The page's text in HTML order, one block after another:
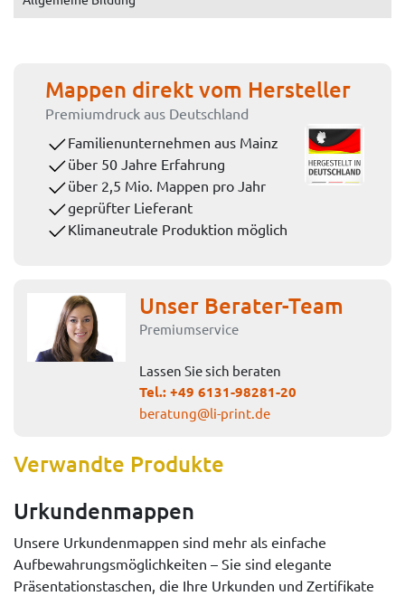
Mappen direkt vom Hersteller
Premiumdruck aus Deutschland
Familienunternehmen aus Mainz
über 50 Jahre Erfahrung
über 2,5 Mio. Mappen pro Jahr
geprüfter Lieferant
Klimaneutrale Produktion möglich
Unser Berater-Team
Premiumservice
Lassen Sie sich beraten
Tel.:+49 6131-98281-20
beratung@li-print.de
Verwandte Produkte
Urkundenmappen
Unsere Urkundenmappen sind mehr als einfache
Aufbewahrungsmöglichkeiten – Sie sind elegante
Präsentationstaschen, die Ihre Urkunden und Zertifikate